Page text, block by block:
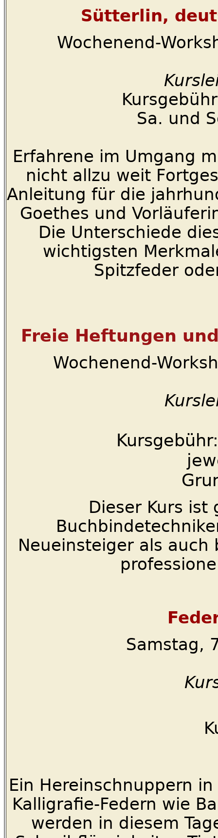
Sütterlin,
Wochenend-
Sa. und
Erfahrene im Umgang
nicht allzu weit
Anleitung für die
Goethes und
Die Unterschiede
wichtigsten
Spitzfeder
Freie Heftungen
Wochenend-
Dieser Kurs
Neueinsteiger als
Samstag,
Ein Hereinschnuppern
Kalligrafie-Federn wie
werden in diesem